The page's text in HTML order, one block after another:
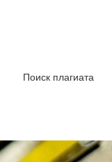
Поиск плагиата